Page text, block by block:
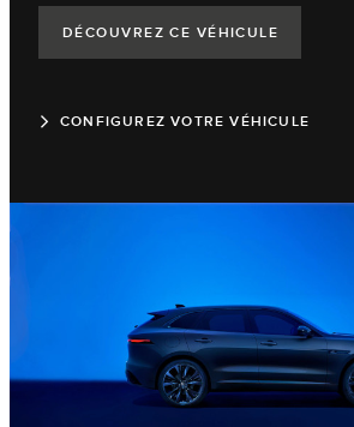
DÉCOUVREZ CE VÉHICULE
CONFIGUREZ VOTRE VÉHICULE